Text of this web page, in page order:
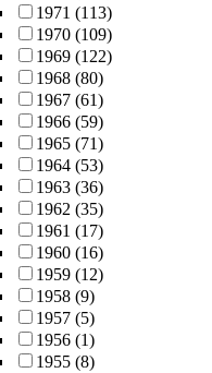
1971 (113)
1970 (109)
1969 (122)
1968 (80)
1967 (61)
1966 (59)
1965 (71)
1964 (53)
1963 (36)
1962 (35)
1961 (17)
1960 (16)
1959 (12)
1958 (9)
1957 (5)
1956 (1)
1955 (8)